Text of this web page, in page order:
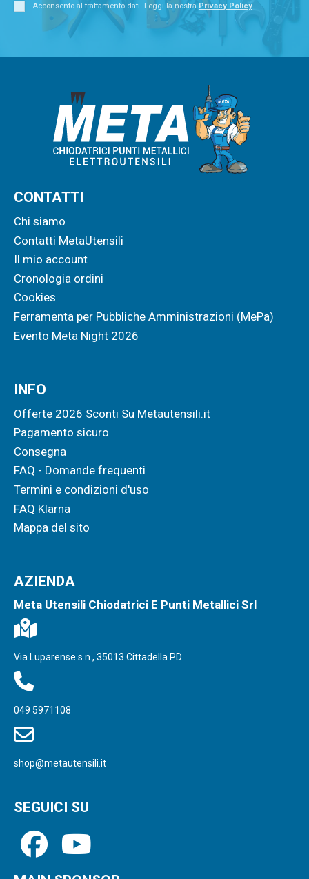
Acconsento al trattamento dati. Leggi la nostra Privacy Policy
CONTATTI
Chi siamo
Contatti MetaUtensili
Il mio account
Cronologia ordini
Cookies
Ferramenta per Pubbliche Amministrazioni (MePa)
Evento Meta Night 2026
INFO
Offerte 2026 Sconti Su Metautensili.it
Pagamento sicuro
Consegna
FAQ - Domande frequenti
Termini e condizioni d'uso
FAQ Klarna
Mappa del sito
AZIENDA
Meta Utensili Chiodatrici E Punti Metallici Srl
Via Luparense s.n., 35013 Cittadella PD
049 5971108
shop@metautensili.it
SEGUICI SU